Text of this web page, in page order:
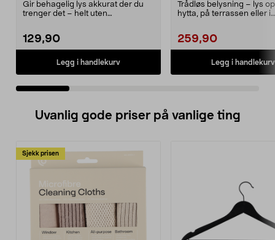
Gir behagelig lys akkurat der du
trenger det – helt uten
129,90
Legg i handlekurv
Trådløs belysning – lys
hytta, på terrassen eller i
259,90
Legg i handlekurv
Uvanlig gode priser på vanlige ting
Sjekk prisen